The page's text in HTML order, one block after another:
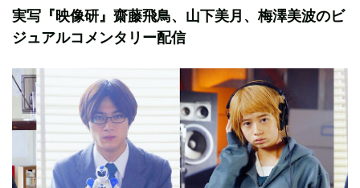
実写『映像研』齋藤飛鳥、山下美月、梅澤美波のビ
ジュアルコメンタリー配信